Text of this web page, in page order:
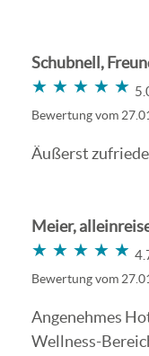
Schubnell,
★★★★★
★★★★★
Bewertung vom
Äußerst
Meier,
★★★★★
★★★★★
Bewertung vom
Angenehmes
Wellness-